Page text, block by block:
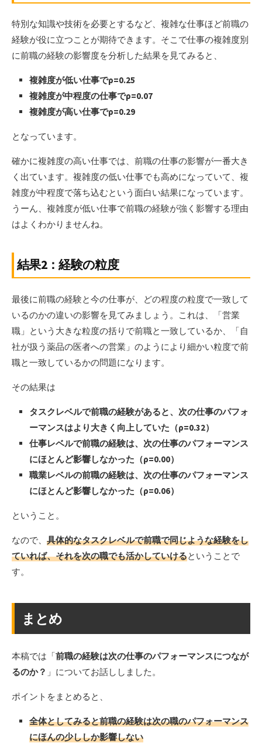
特別な知識や技術を必要とするなど、複雑な仕事ほど前職の
経験が役に立つことが期待できます。そこで仕事の複雑度別
に前職の経験の影響度を分析した結果を見てみると、
複雑度が低い仕事でρ=0.25
複雑度が中程度の仕事でρ=0.07
複雑度が高い仕事でρ=0.29
となっています。
確かに複雑度の高い仕事では、前職の仕事の影響が一番大き
く出ています。複雑度の低い仕事でも高めになっていて、複
雑度が中程度で落ち込むという面白い結果になっています。
うーん、複雑度が低い仕事で前職の経験が強く影響する理由
はよくわかりませんね。
結果2：経験の粒度
最後に前職の経験と今の仕事が、どの程度の粒度で一致して
いるのかの違いの影響を見てみましょう。これは、「営業
職」という大きな粒度の括りで前職と一致しているか、「自
社が扱う薬品の医者への営業」のようにより細かい粒度で前
職と一致しているかの問題になります。
その結果は
タスクレベルで前職の経験があると、次の仕事のパフォ
ーマンスはより大きく向上していた（ρ=0.32）
仕事レベルで前職の経験は、次の仕事のパフォーマンス
にほとんど影響しなかった（ρ=0.00）
職業レベルの前職の経験は、次の仕事のパフォーマンス
にほとんど影響しなかった（ρ=0.06）
ということ。
なので、 具体的なタスクレベルで前職で同じような経験をし
ていれば、それを次の職でも活かしていけるということで
す。
まとめ
本稿では「前職の経験は次の仕事のパフォーマンスにつなが
るのか？ 」についてお話ししました。
ポイントをまとめると、
全体としてみると前職の経験は次の職のパフォーマンス
にほんの少ししか影響しない